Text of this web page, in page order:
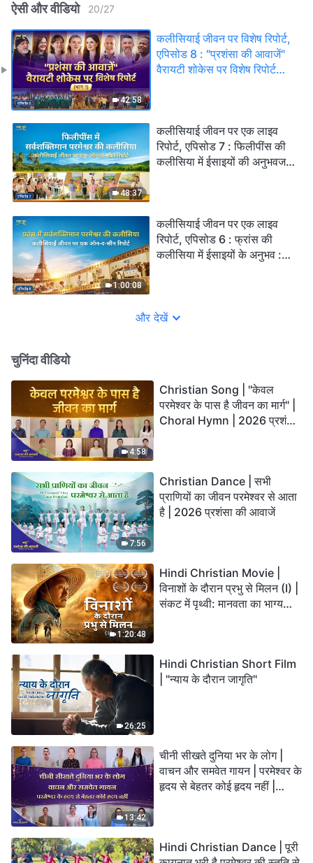
ऐसी और वीडियो 20/27
42:58
कलीसियाई जीवन पर विशेष रिपोर्ट,
एपिसोड 8 : "प्रशंसा की आवाजें"
वैरायटी शोकेस पर विशेष रिपोर्ट
48:37
कलीसियाई जीवन पर एक लाइव
रिपोर्ट, एपिसोड 7 : फिलीपींस की
कलीसिया में ईसाइयों की अनुभवजन्य
1:00:08
कलीसियाई जीवन पर एक लाइव
रिपोर्ट, एपिसोड 6 : फ्रांस की
कलीसिया में ईसाइयों के अनुभव :
और देखें
चुनिंदा वीडियो
4:58
Christian Song | "केवल
परमेश्वर के पास है जीवन का मार्ग" |
Choral Hymn | 2026 प्रशंसा
7:56
Christian Dance | सभी
प्राणियों का जीवन परमेश्वर से आता
है | 2026 प्रशंसा की आवाजें
1:20:48
Hindi Christian Movie |
विनाशों के दौरान प्रभु से मिलन (I) |
संकट में पृथ्वी: मानवता का भाग्य
26:25
Hindi Christian Short Film
| "न्याय के दौरान जागृति"
13:42
चीनी सीखते दुनिया भर के लोग |
वाचन और समवेत गायन | परमेश्वर के
हृदय से बेहतर कोई हृदय नहीं |
Hindi Christian Dance | पूरी